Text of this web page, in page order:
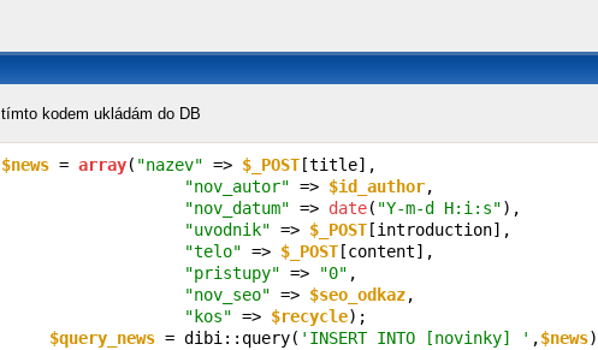
tímto kodem ukládám do DB
$news = array( "nazev" => $_POST [title],
"nov_autor" => $id_author,
"nov_datum" => date( "Y-m-d H:i:s"),
"uvodnik" => $_POST [introduction],
"telo" => $_POST [content],
"pristupy" => "0" ,
"nov_seo" => $seo_odkaz,
"kos" => $recycle);
$query_news = dibi::query( 'INSERT INTO [novinky] ' ,$news